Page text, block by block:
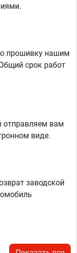
прошивку нашим
срок работ
отправляем вам
виде.
заводской